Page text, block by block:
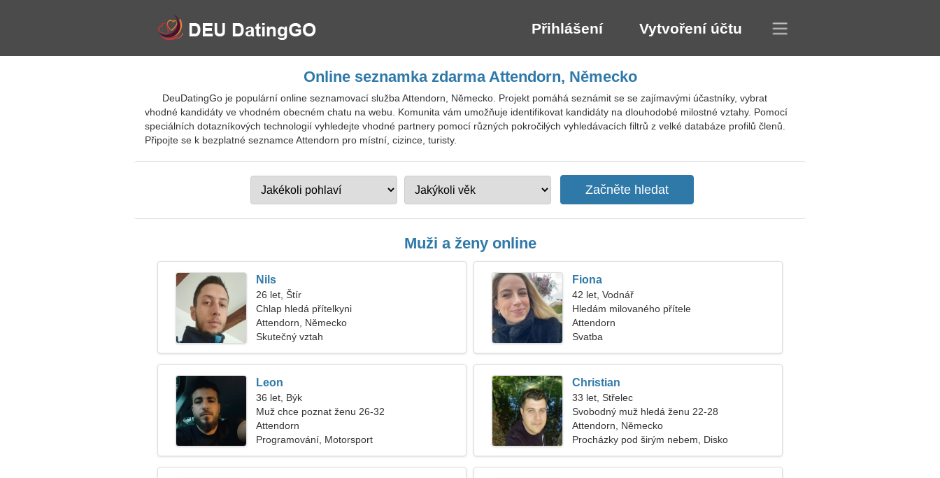
Přihlášení Vytvoření účtu
Online seznamka zdarma Attendorn, Německo
DeuDatingGo je populární online seznamovací služba Attendorn, Německo. Projekt pomáhá seznámit se se zajímavými účastníky, vybrat
vhodné kandidáty ve vhodném obecném chatu na webu. Komunita vám umožňuje identifikovat kandidáty na dlouhodobé milostné vztahy. Pomocí
speciálních dotazníkových technologií vyhledejte vhodné partnery pomocí různých pokročilých vyhledávacích filtrů z velké databáze profilů členů.
Připojte se k bezplatné seznamce Attendorn pro místní, cizince, turisty.
Muži a ženy online
Nils
26 let, Štír
Chlap hledá přítelkyni
Attendorn, Německo
Skutečný vztah
Fiona
42 let, Vodnář
Hledám milovaného přítele
Attendorn
Svatba
Leon
36 let, Býk
Muž chce poznat ženu 26-32
Attendorn
Programování, Motorsport
Christian
33 let, Střelec
Svobodný muž hledá ženu 22-28
Attendorn, Německo
Procházky pod širým nebem, Disko